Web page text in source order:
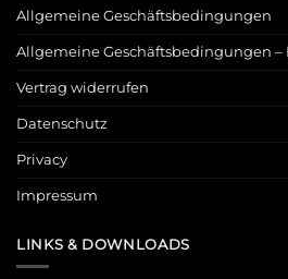
Allgemeine Geschäftsbedingungen
Allgemeine Geschäftsbedingungen –
Vertrag widerrufen
Datenschutz
Privacy
Impressum
LINKS & DOWNLOADS